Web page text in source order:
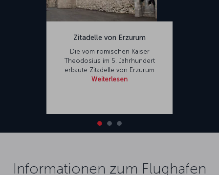
Zitadelle von Erzurum
Die vom römischen Kaiser
Theodosius im 5. Jahrhundert
erbaute Zitadelle von Erzurum
Weiterlesen
Informationen zum Flughafen